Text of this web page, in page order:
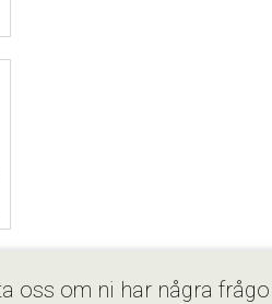
oss om ni har några